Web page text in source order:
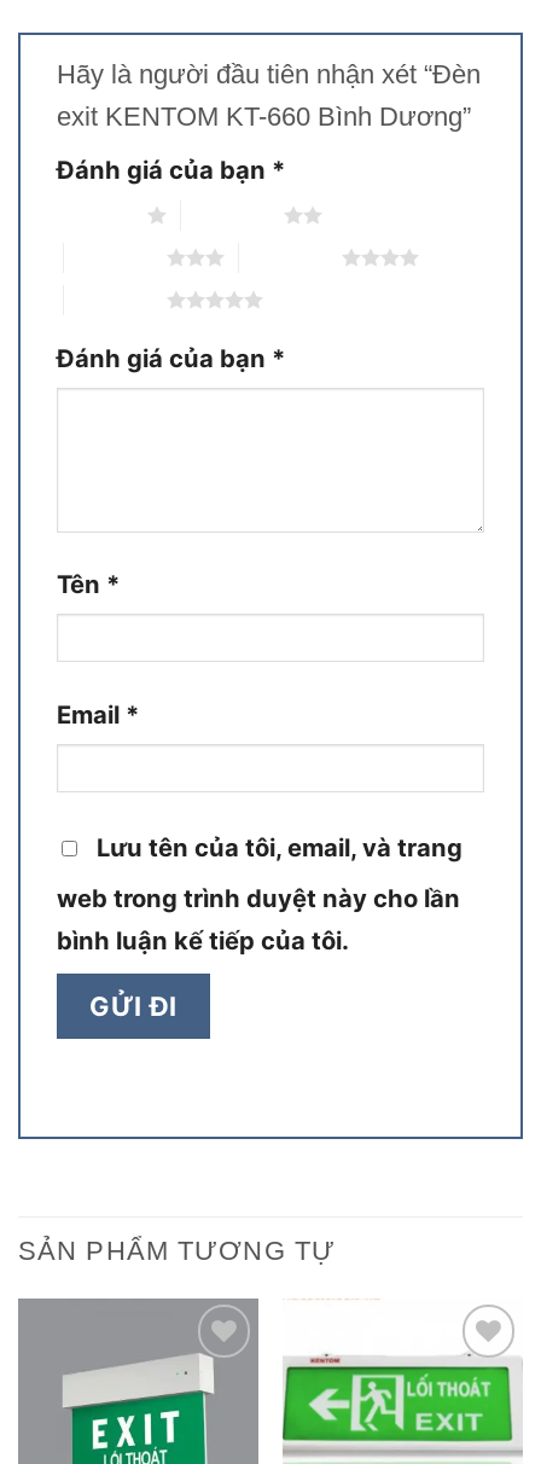
Hãy là người đầu tiên nhận xét “Đèn
exit KENTOM KT-660 Bình Dương”
Đánh giá của bạn *
Đánh giá của bạn *
Tên *
Email *
Lưu tên của tôi, email, và trang
web trong trình duyệt này cho lần
bình luận kế tiếp của tôi.
SẢN PHẨM TƯƠNG TỰ
Add to
wishlist
Add to
wishlist